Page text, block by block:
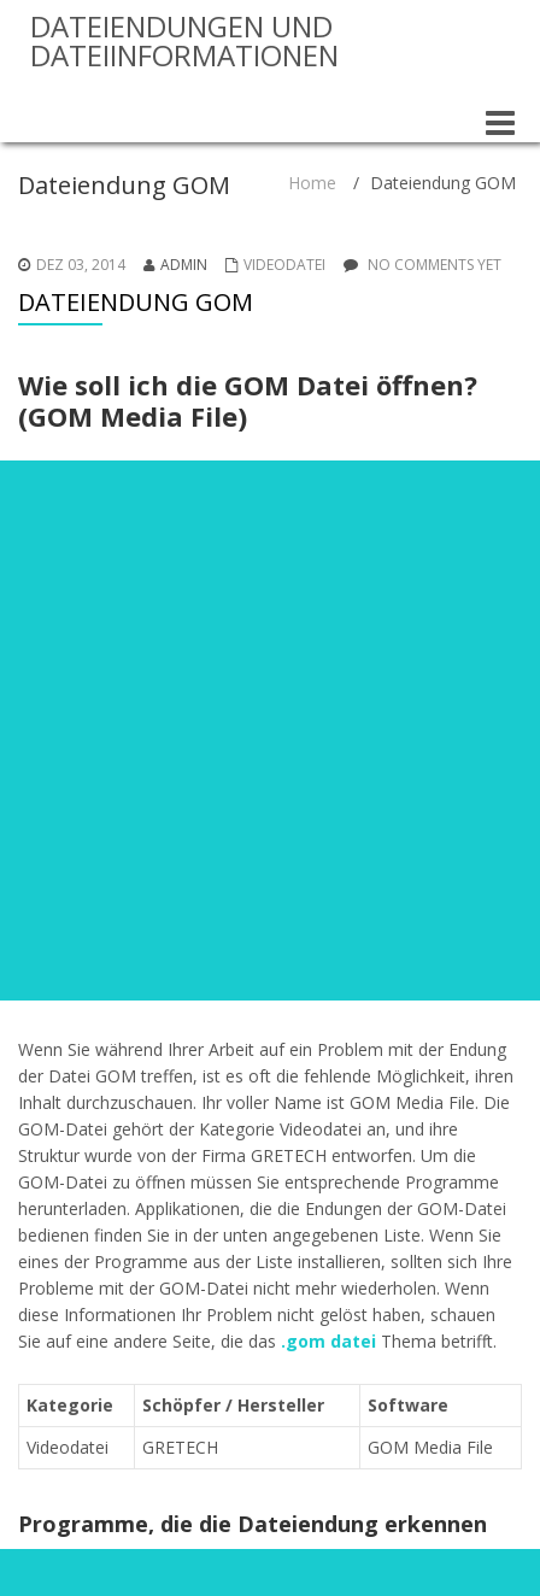
DATEIENDUNGEN UND
DATEIINFORMATIONEN
Toggle
Dateiendung GOM Home / Dateiendung GOM
DEZ 03, 2014 ADMIN VIDEODATEI NO COMMENTS YET
DATEIENDUNG GOM
Wie soll ich die GOM Datei öffnen?
(GOM Media File)
Wenn Sie während Ihrer Arbeit auf ein Problem mit der Endung
der Datei GOM treffen, ist es oft die fehlende Möglichkeit, ihren
Inhalt durchzuschauen. Ihr voller Name ist GOM Media File. Die
GOM-Datei gehört der Kategorie Videodatei an, und ihre
Struktur wurde von der Firma GRETECH entworfen. Um die
GOM-Datei zu öffnen müssen Sie entsprechende Programme
herunterladen. Applikationen, die die Endungen der GOM-Datei
bedienen finden Sie in der unten angegebenen Liste. Wenn Sie
eines der Programme aus der Liste installieren, sollten sich Ihre
Probleme mit der GOM-Datei nicht mehr wiederholen. Wenn
diese Informationen Ihr Problem nicht gelöst haben, schauen
Sie auf eine andere Seite, die das .gom datei Thema betrifft.
Kategorie Schöpfer / Hersteller
Software
Videodatei
GRETECH GOM Media File
Programme, die die Dateiendung erkennen